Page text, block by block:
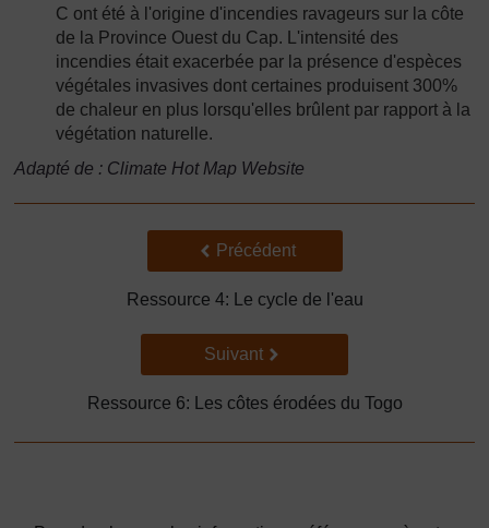
C ont été à l'origine d'incendies ravageurs sur la côte
de la Province Ouest du Cap. L'intensité des
incendies était exacerbée par la présence d'espèces
végétales invasives dont certaines produisent 300%
de chaleur en plus lorsqu'elles brûlent par rapport à la
végétation naturelle.
Adapté de : Climate Hot Map Website
Précédent
Précédent
Ressource 4: Le cycle de l'eau
Suivant
Suivant
Ressource 6: Les côtes érodées du Togo